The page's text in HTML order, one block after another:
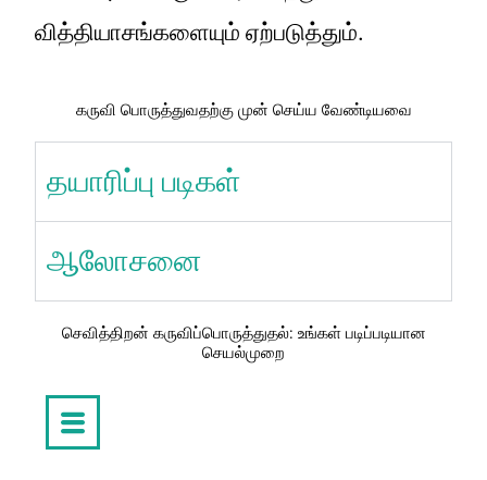
வித்தியாசங்களையும் ஏற்படுத்தும்.
கருவி பொருத்துவதற்கு முன் செய்ய வேண்டியவை
தயாரிப்பு படிகள்
ஆலோசனை
செவித்திறன் கருவிப்பொருத்துதல்: உங்கள் படிப்படியான
செயல்முறை